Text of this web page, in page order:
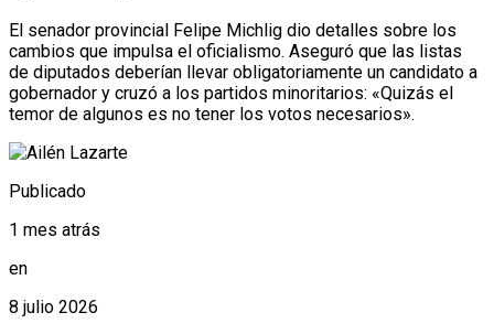
El senador provincial Felipe Michlig dio detalles sobre los
cambios que impulsa el oficialismo. Aseguró que las listas
de diputados deberían llevar obligatoriamente un candidato a
gobernador y cruzó a los partidos minoritarios: «Quizás el
temor de algunos es no tener los votos necesarios».
Publicado
1 mes atrás
en
8 julio 2026